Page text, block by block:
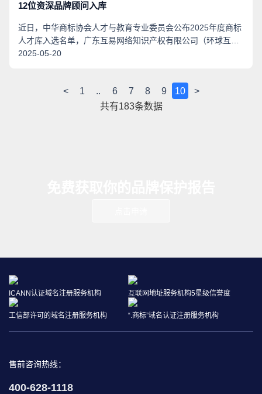
12位资深品牌顾问入库
近日，中华商标协会人才与教育专业委员会公布2025年度商标
人才库入选名单，广东互易网络知识产权有限公司（环球互
易）12名资深品牌顾问凭借卓越的专业能力和行业贡献成功入
评级。这一荣誉不仅彰显了环球互易在知识产权服务领域的领
先地位，更标志着公司人才战略与专业能力建设迈上新台阶。
2025-05-20
< 1 .. 6 7 8 9 10
>
共有183条数据
ICANN认证域名注册服务机构 互联网地址服务机构5星级信誉度
工信部许可的域名注册服务机构 “.商标”域名认证注册服务机构
售前咨询热线：
400-628-1118